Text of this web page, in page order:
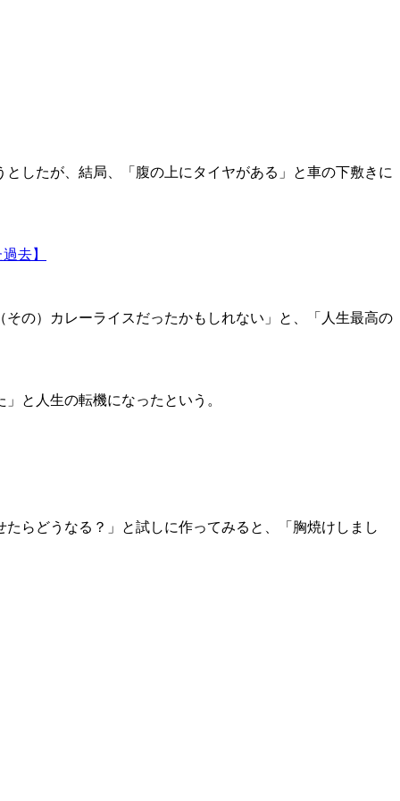
したが、結局、「腹の上にタイヤがある」と車の下敷きに
去】
の）カレーライスだったかもしれない」と、「人生最高の
と人生の転機になったという。
らどうなる？」と試しに作ってみると、「胸焼けしまし